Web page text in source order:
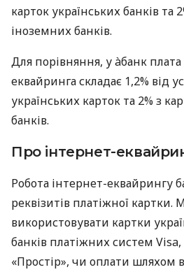
карток українських банків та
іноземних банків.
Для порівняння, у àбанк плата
еквайринга складає 1,2% від
українських карток та 2% з
банків.
Про інтернет-
Робота інтернет-еквайрингу
реквізитів платіжної картки.
використовувати картки
банків платіжних систем
«Простір», чи оплати шляхом